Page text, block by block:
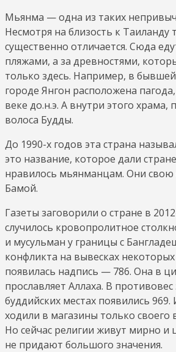
Мьянма — одна из таких
Несмотря на близость к
существенно отличается. Сюда
пляжами, а за древностями,
только здесь. Например, в
городе Янгон расположена
веке до.н.э. А внутри этого
волоса Будды.
До 1990-х годов эта страна
это название, которое дали
нравилось мьянманцам. Они свою
Бамой.
Газеты заговорили о стране в
случилось кровопролитное
и мусульман у границы с
конфликта на вывесках
появилась надпись — 786. Она в
прославляет Аллаха. В
буддийских местах появились
ходили в магазины только своего
Но сейчас религии живут мирно и
не придают большого значения.